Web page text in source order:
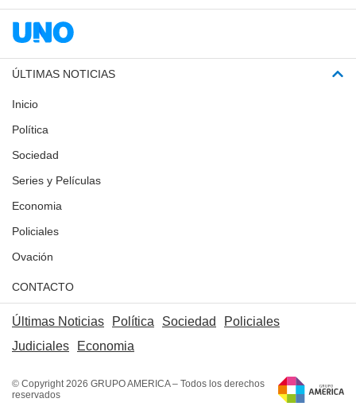
ÚLTIMAS NOTICIAS
Inicio
Política
Sociedad
Series y Películas
Economia
Policiales
Ovación
CONTACTO
Últimas Noticias Política Sociedad
Policiales
Judiciales
Economia
© Copyright 2026 GRUPO AMERICA – Todos los derechos
reservados